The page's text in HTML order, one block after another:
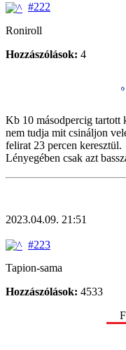
#222
Roniroll
Hozzászólások: 4
Kb 10 másodpercig
nem tudja mit csináljon
felirat 23 percen keresztül.
Lényegében csak azt
2023.04.09. 21:51
#223
Tapion-sama
Hozzászólások: 4533